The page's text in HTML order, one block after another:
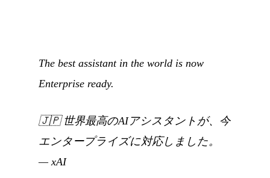
The best assistant in the world is now
Enterprise ready.
🇯🇵世界最高のAIアシスタントが、今
エンタープライズに対応しました。
— xAI